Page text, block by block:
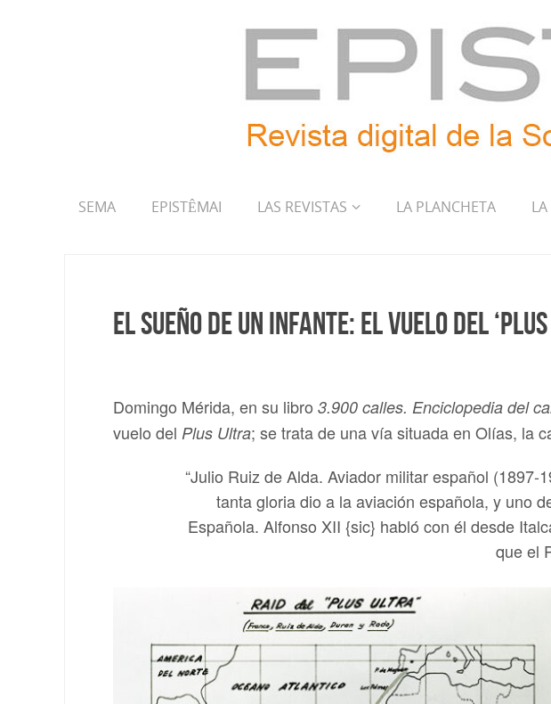
SEMA EPISTÊMAI LAS REVISTAS LA PLANCHETA
El sueño de un infante: El vuelo del
Domingo Mérida, en su libro 3.900 calles. Enciclopedia del
vuelo del Plus Ultra; se trata de una vía situada en Olías, la
“Julio Ruiz de Alda. Aviador militar español
tanta gloria dio a la aviación española, y uno
Española. Alfonso XII {sic} habló con él desde
que el